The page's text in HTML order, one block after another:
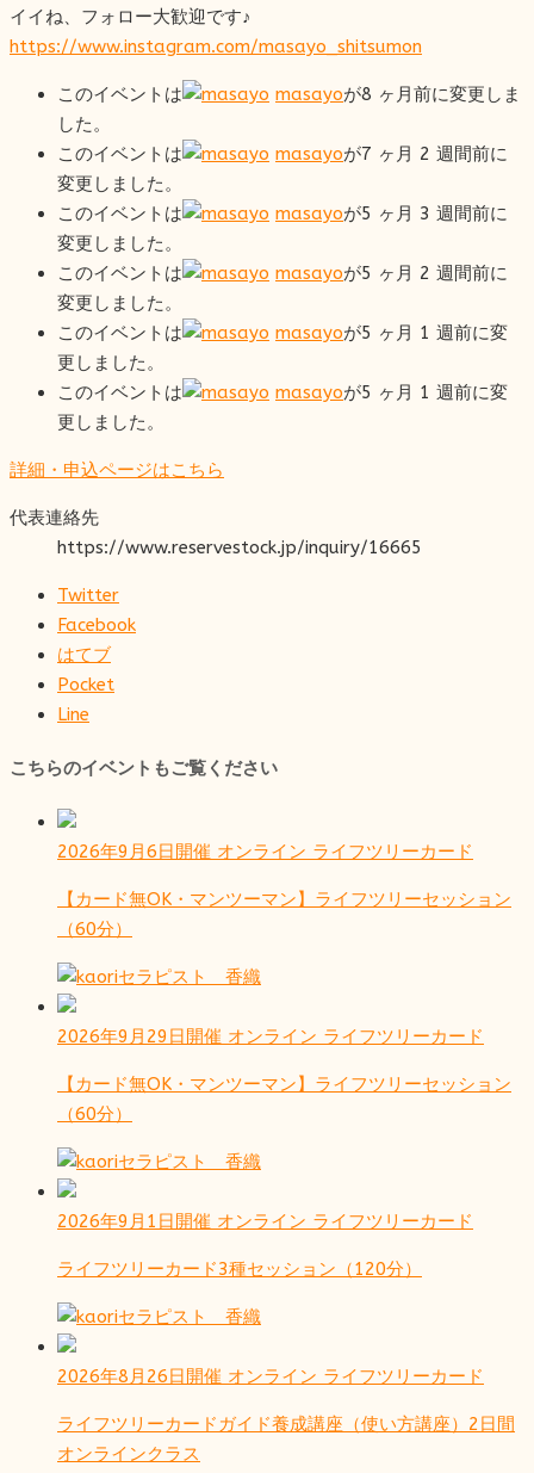
イイね、フォロー大歓迎です♪
https://www.instagram.com/masayo_shitsumon
このイベントは masayoが8 ヶ月前に変更しま
した。
このイベントは
masayoが7 ヶ月 2 週間前に
変更しました。
このイベントは
masayoが5 ヶ月 3 週間前に
変更しました。
このイベントは
masayoが5 ヶ月 2 週間前に
変更しました。
このイベントは
masayoが5 ヶ月 1 週前に変
更しました。
このイベントは
masayoが5 ヶ月 1 週前に変
更しました。
詳細・申込ページはこちら
代表連絡先
https://www.reservestock.jp/inquiry/16665
Twitter
Facebook
はてブ
Pocket
Line
こちらのイベントもご覧ください
2026年9月6日開催 オンライン ライフツリーカード
【カード無OK・マンツーマン】ライフツリーセッション
（60分）
セラピスト 香織
2026年9月29日開催 オンライン ライフツリーカード
【カード無OK・マンツーマン】ライフツリーセッション
（60分）
セラピスト 香織
2026年9月1日開催 オンライン ライフツリーカード
ライフツリーカード3種セッション（120分）
セラピスト 香織
2026年8月26日開催 オンライン ライフツリーカード
ライフツリーカードガイド養成講座（使い方講座）2日間
オンラインクラス